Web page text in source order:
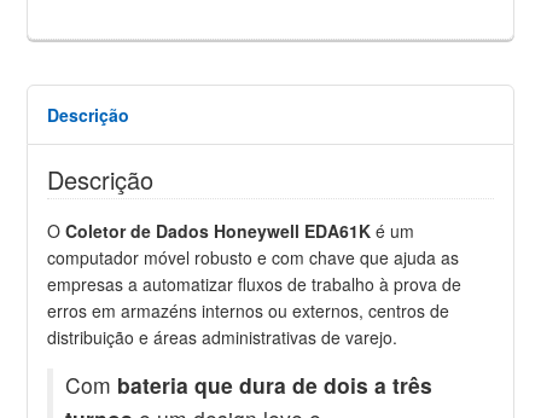
Descrição
Descrição
OColetor de Dados Honeywell EDA61K é um
computador móvel robusto e com chave que ajuda as
empresas a automatizar fluxos de trabalho à prova de
erros em armazéns internos ou externos, centros de
distribuição e áreas administrativas de varejo.
Com bateria que dura de dois a três